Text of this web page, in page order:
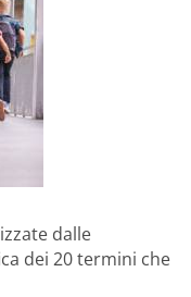
dalle
dei 20 termini che